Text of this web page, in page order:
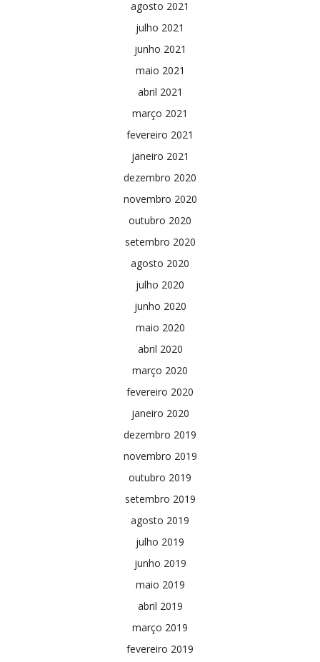
agosto 2021
julho 2021
junho 2021
maio 2021
abril 2021
março 2021
fevereiro 2021
janeiro 2021
dezembro 2020
novembro 2020
outubro 2020
setembro 2020
agosto 2020
julho 2020
junho 2020
maio 2020
abril 2020
março 2020
fevereiro 2020
janeiro 2020
dezembro 2019
novembro 2019
outubro 2019
setembro 2019
agosto 2019
julho 2019
junho 2019
maio 2019
abril 2019
março 2019
fevereiro 2019